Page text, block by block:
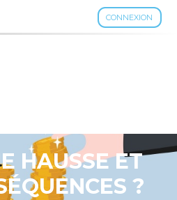
CONNEXION
HAUSSE ET
?